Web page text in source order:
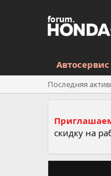
Последняя
скидку на